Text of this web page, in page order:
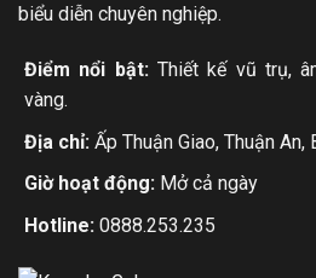
biểu diễn chuyên nghiệp.
Điểm nổi bật:Thiết kế vũ trụ,
vàng.
Địa chỉ:Ấp Thuận Giao, Thuận An,
Giờ hoạt động:Mở cả ngày
Hotline:0888.253.235